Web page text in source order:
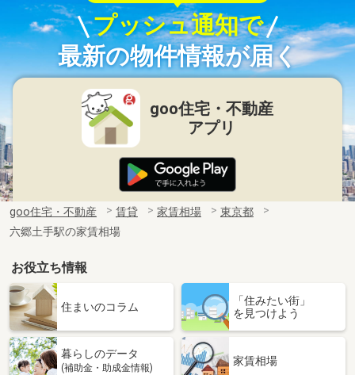
プッシュ通知で
最新の物件情報が届く
goo住宅・不動産
アプリ
goo住宅・不動産 賃貸 家賃相場
東京都
六郷土手駅の家賃相場
お役立ち情報
住まいのコラム
「住みたい街」
を見つけよう
暮らしのデータ
(補助金・助成金情報)
家賃相場